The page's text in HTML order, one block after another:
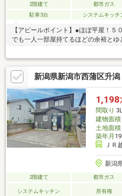
2階建て 都市ガス
駐車3台
システムキッチ
【アピールポイント】●ほぼ平屋！５
でも一人一部屋持てるほどの余裕とゆ
大駐車場で倉庫付！●庭も広く、家庭
のように自分の敷地内で野球やバス
２世帯住宅をお考えの方、建設工事の
向いてます！●令和７年に屋根・外壁
回りのリフォーム済み！●お好みはあ
続きの和室あり！●木山小学校まで徒
渡可！引き渡し時に新品の給湯器設置
新潟県新潟市西蒲区升
1,198
間取り
建物面積
土地面積
築年月
ＪＲ
新潟
2階建て 都市ガス
システムキッチン 所有権